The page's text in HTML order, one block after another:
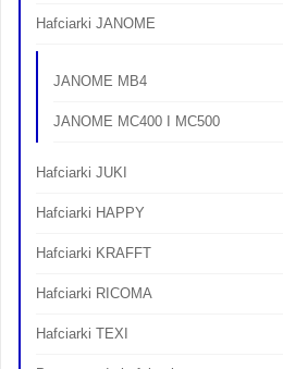
Hafciarki JANOME
JANOME MB4
JANOME MC400 I MC500
Hafciarki JUKI
Hafciarki HAPPY
Hafciarki KRAFFT
Hafciarki RICOMA
Hafciarki TEXI